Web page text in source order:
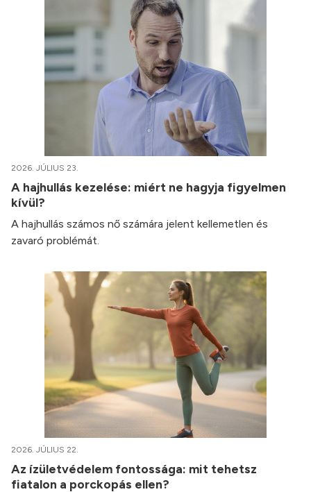
2026. JÚLIUS 23.
A hajhullás kezelése: miért ne hagyja figyelmen
kívül?
A hajhullás számos nő számára jelent kellemetlen és
zavaró problémát.
2026. JÚLIUS 22.
Az ízületvédelem fontossága: mit tehetsz
fiatalon a porckopás ellen?